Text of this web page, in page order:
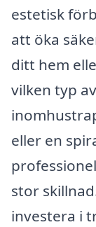
estetisk
att öka
ditt hem
vilken typ
eller en
stor
investera i